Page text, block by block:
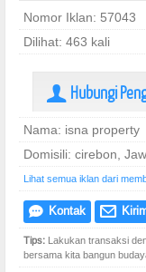
Nomor Iklan: 57043
Dilihat: 463 kali
U Hubungi
Nama: isna property
Domisili: cirebon,
Lihat semua iklan dari
e Kontak @
Tips: Lakukan transaksi
bersama kita bangun